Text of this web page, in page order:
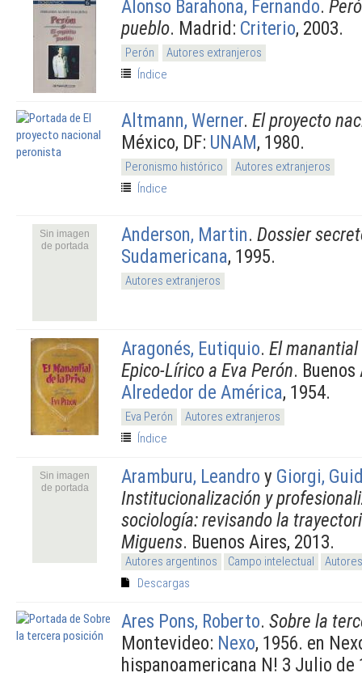
Alonso Barahona, Fernando.
pueblo. Madrid: Criterio, 2003.
Perón
Autores extranjeros
Índice
Altmann, Werner. El proyecto
México, DF: UNAM, 1980.
Peronismo histórico
Autores extranjeros
Índice
Sin imagen
de portada
Anderson, Martin. Dossier
Sudamericana, 1995.
Autores extranjeros
Aragonés, Eutiquio. El
Epico-Lírico a Eva Perón.
Alrededor de América, 1954.
Eva Perón
Autores extranjeros
Índice
Sin imagen
de portada
Aramburu, Leandro y Giorgi,
Institucionalización y
sociología: revisando la
Miguens. Buenos Aires, 2013.
Autores argentinos Campo intelectual
Descargas
Ares Pons, Roberto. Sobre la
Montevideo: Nexo, 1956. en
hispanoamericana N! 3 Julio de